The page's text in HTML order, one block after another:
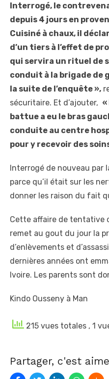
Interrogé, le
depuis 4 jours en
Cuisiné à chaux, il
d’un tiers à l’effet de
qui servira un rituel de
conduit à la brigade de
la suite de l’enquête »,
sécuritaire. Et d’ajouter,
battue a eu le bras
conduite au centre
pour y recevoir des
Interrogé de nouveau par
parce qu’il était sur les
donner les raison du fait
Cette affaire de tentative
remet au gout du jour la
d’enlèvements et
dernières années ont
Ivoire. Les parents sont
Kindo Ousseny à Man
215 vues totales , 1
Partager, c'est